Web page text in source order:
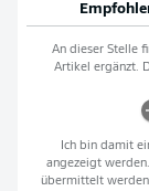
An dieser Stelle
Artikel ergänzt.
Ich bin damit
angezeigt
übermittelt